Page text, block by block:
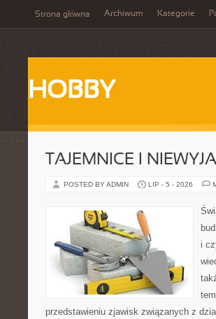
Strona główna Archiwum Kategorie
HOBBY
TAJEMNICE I
POSTED BY ADMIN LIP - 5 - 2026
i
przedstawieniu zjawisk związanych z